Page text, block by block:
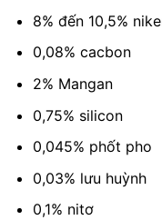
8% đến 10,5%
0,08% cacbon
2% Mangan
0,75% silicon
0,045% phốt pho
0,03% lưu huỳnh
0,1% nitơ